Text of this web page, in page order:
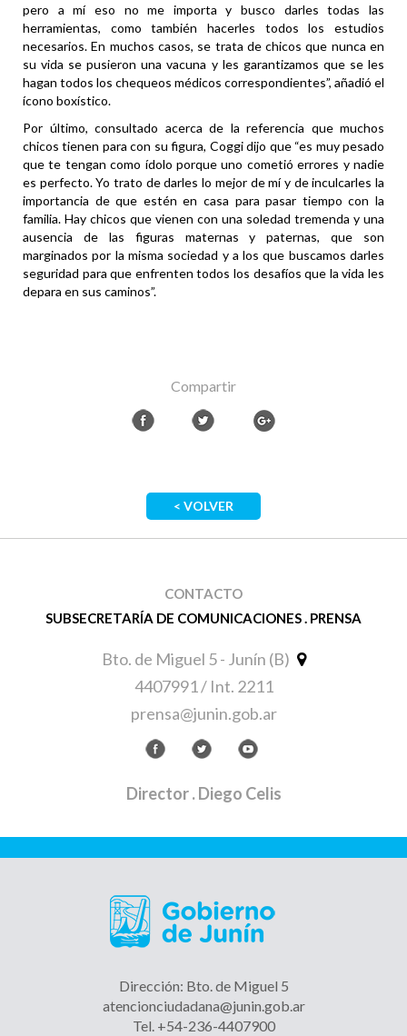
pero a mí eso no me importa y busco darles todas las
herramientas, como también hacerles todos los estudios
necesarios. En muchos casos, se trata de chicos que nunca en
su vida se pusieron una vacuna y les garantizamos que se les
hagan todos los chequeos médicos correspondientes”, añadió el
ícono boxístico.
Por último, consultado acerca de la referencia que muchos
chicos tienen para con su figura, Coggi dijo que “es muy pesado
que te tengan como ídolo porque uno cometió errores y nadie
es perfecto. Yo trato de darles lo mejor de mí y de inculcarles la
importancia de que estén en casa para pasar tiempo con la
familia. Hay chicos que vienen con una soledad tremenda y una
ausencia de las figuras maternas y paternas, que son
marginados por la misma sociedad y a los que buscamos darles
seguridad para que enfrenten todos los desafíos que la vida les
depara en sus caminos”.
Compartir
< VOLVER
CONTACTO
SUBSECRETARÍA DE COMUNICACIONES . PRENSA
Bto. de Miguel 5 - Junín (B)
4407991 / Int. 2211
prensa@junin.gob.ar
Director. Diego Celis
Dirección: Bto. de Miguel 5
atencionciudadana@junin.gob.ar
Tel. +54-236-4407900